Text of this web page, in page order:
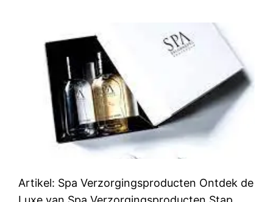
Artikel: Spa Verzorgingsproducten Ontdek de